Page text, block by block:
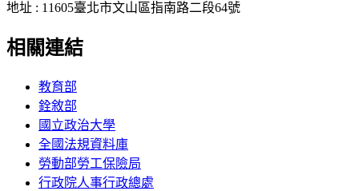
地址 : 11605臺北市文山區指南路二段64號
相關連結
教育部
銓敘部
國立政治大學
全國法規資料庫
勞動部勞工保險局
行政院人事行政總處